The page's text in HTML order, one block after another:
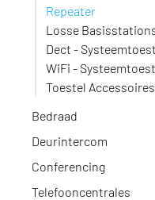
Repeater
Losse
Dect -
WiFi -
Toestel Accessoires
Bedraad
Deurintercom
Conferencing
Telefooncentrales